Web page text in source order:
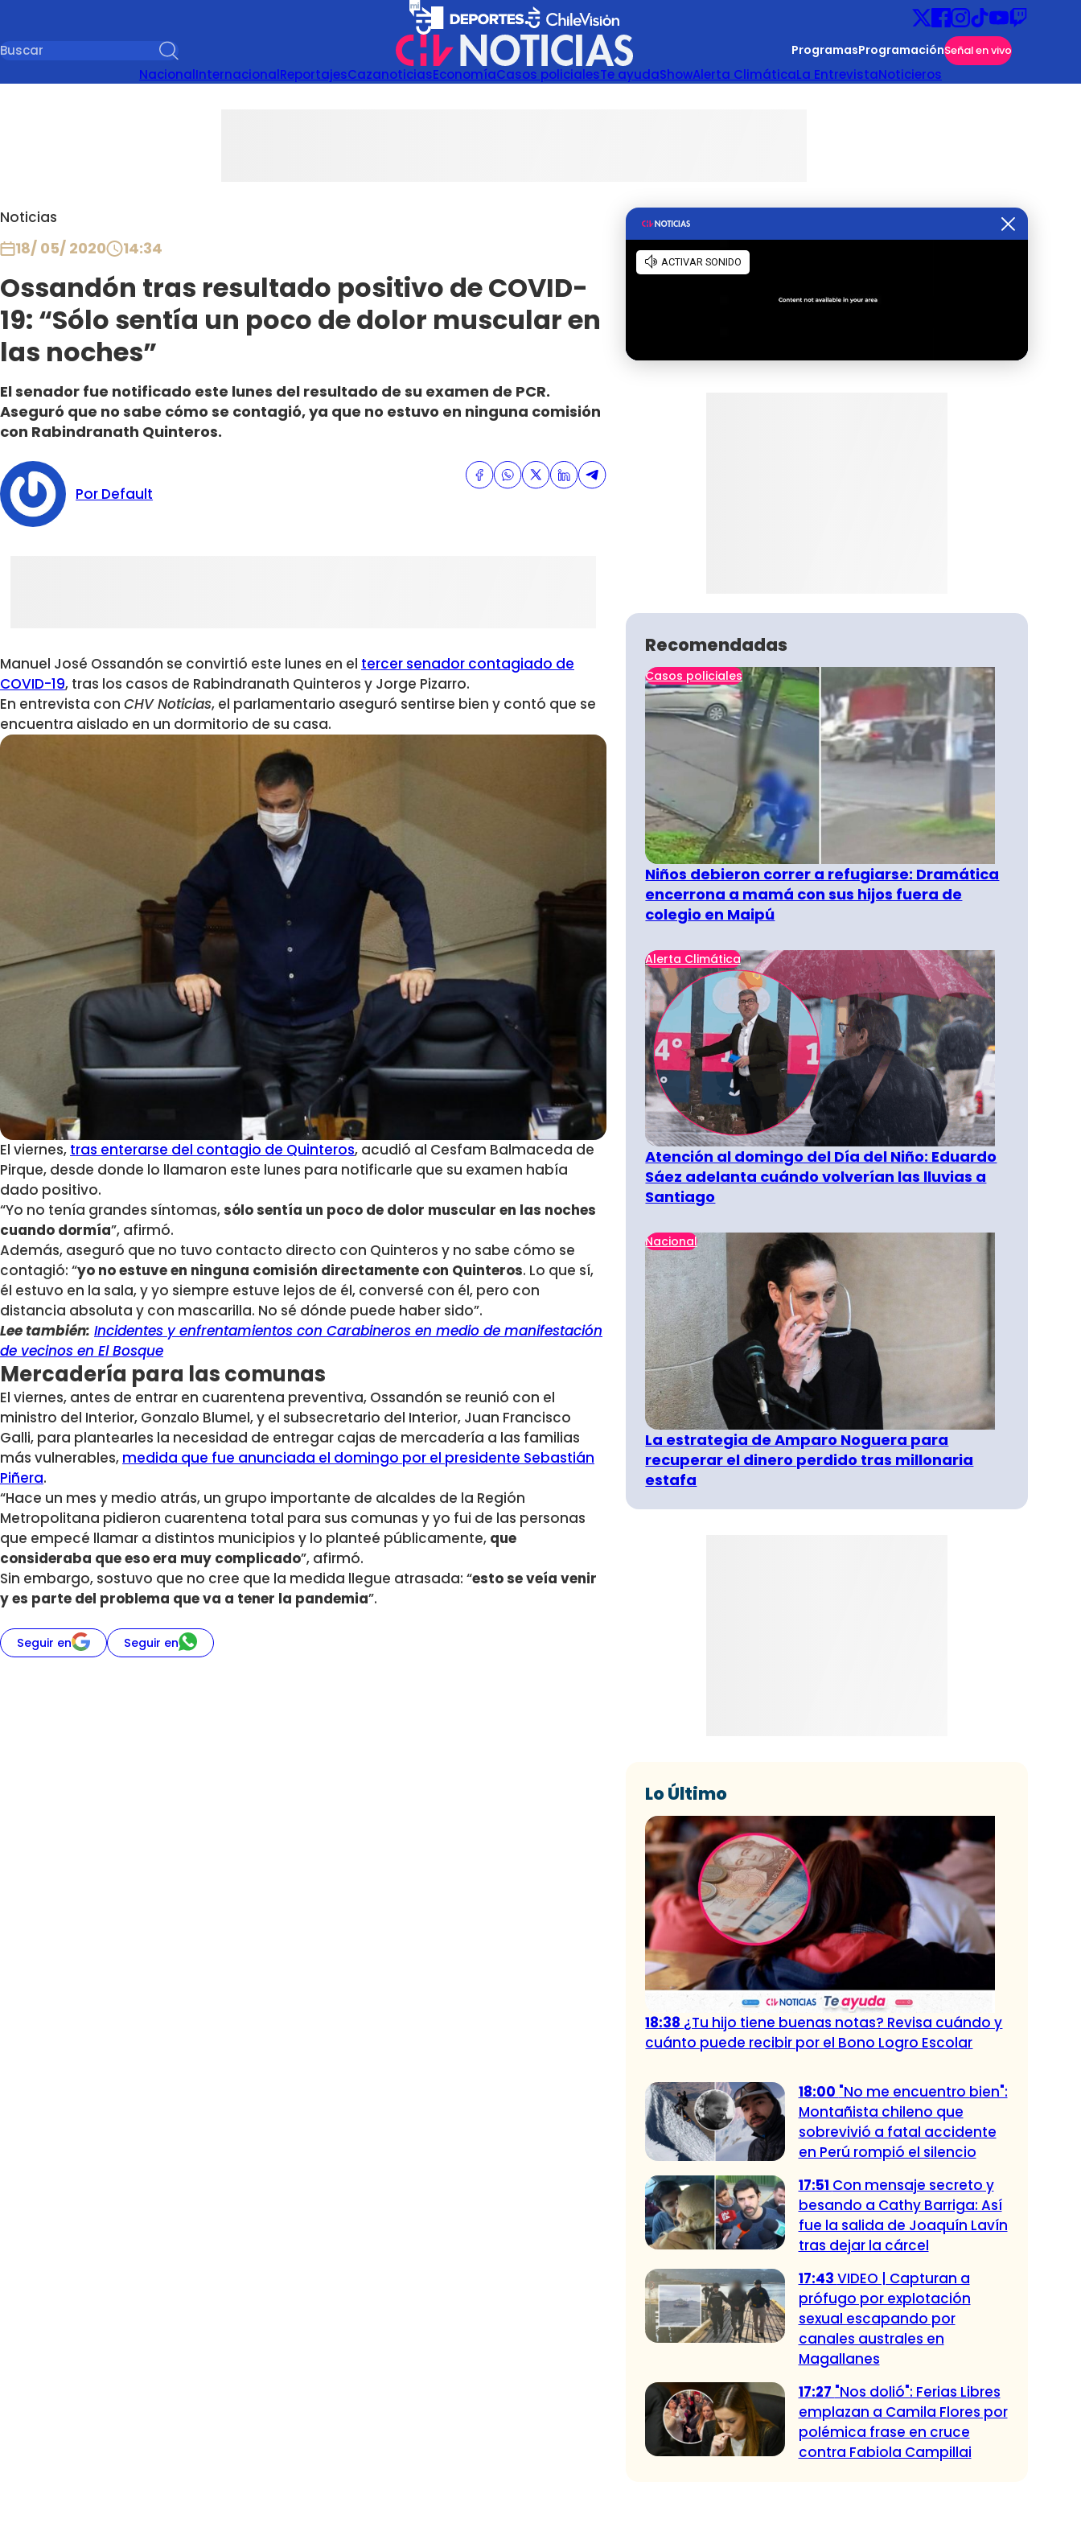
ProgramasProgramaciónSeñal en vivo
NacionalInternacionalReportajesCazanoticiasEconomíaCasos policialesTe ayudaShowAlerta ClimáticaLa EntrevistaNoticieros
Noticias
18/ 05/ 2020 14:34
Ossandón tras resultado positivo de COVID-
19: “Sólo sentía un poco de dolor muscular en
las noches”
El senador fue notificado este lunes del resultado de su examen de PCR.
Aseguró que no sabe cómo se contagió, ya que no estuvo en ninguna comisión
con Rabindranath Quinteros.
Por Default
Manuel José Ossandón se convirtió este lunes en el tercer senador contagiado de
COVID-19, tras los casos de Rabindranath Quinteros y Jorge Pizarro.
En entrevista con CHV Noticias, el parlamentario aseguró sentirse bien y contó que se
encuentra aislado en un dormitorio de su casa.
El viernes, tras enterarse del contagio de Quinteros, acudió al Cesfam Balmaceda de
Pirque, desde donde lo llamaron este lunes para notificarle que su examen había
dado positivo.
“Yo no tenía grandes síntomas,sólo sentía un poco de dolor muscular en las noches
cuando dormía”, afirmó.
Además, aseguró que no tuvo contacto directo con Quinteros y no sabe cómo se
contagió: “yo no estuve en ninguna comisión directamente con Quinteros. Lo que sí,
él estuvo en la sala, y yo siempre estuve lejos de él, conversé con él, pero con
distancia absoluta y con mascarilla. No sé dónde puede haber sido”.
Lee también: Incidentes y enfrentamientos con Carabineros en medio de manifestación
de vecinos en El Bosque
Mercadería para las comunas
El viernes, antes de entrar en cuarentena preventiva, Ossandón se reunió con el
ministro del Interior, Gonzalo Blumel, y el subsecretario del Interior, Juan Francisco
Galli, para plantearles la necesidad de entregar cajas de mercadería a las familias
más vulnerables, medida que fue anunciada el domingo por el presidente Sebastián
Piñera.
“Hace un mes y medio atrás, un grupo importante de alcaldes de la Región
Metropolitana pidieron cuarentena total para sus comunas y yo fui de las personas
que empecé llamar a distintos municipios y lo planteé públicamente, que
consideraba que eso era muy complicado”, afirmó.
Sin embargo, sostuvo que no cree que la medida llegue atrasada: “esto se veía venir
y es parte del problema que va a tener la pandemia”.
Seguir en Seguir en
Recomendadas
Casos policiales
Niños debieron correr a refugiarse: Dramática
encerrona a mamá con sus hijos fuera de
colegio en Maipú
Alerta Climática
Atención al domingo del Día del Niño: Eduardo
Sáez adelanta cuándo volverían las lluvias a
Santiago
Nacional
La estrategia de Amparo Noguera para
recuperar el dinero perdido tras millonaria
estafa
Lo Último
18:38 ¿Tu hijo tiene buenas notas? Revisa cuándo y
cuánto puede recibir por el Bono Logro Escolar
18:00 "No me encuentro bien":
Montañista chileno que
sobrevivió a fatal accidente
en Perú rompió el silencio
17:51 Con mensaje secreto y
besando a Cathy Barriga: Así
fue la salida de Joaquín Lavín
tras dejar la cárcel
17:43 VIDEO | Capturan a
prófugo por explotación
sexual escapando por
canales australes en
Magallanes
17:27 "Nos dolió": Ferias Libres
emplazan a Camila Flores por
polémica frase en cruce
contra Fabiola Campillai